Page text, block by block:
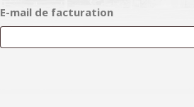
E-mail de facturation